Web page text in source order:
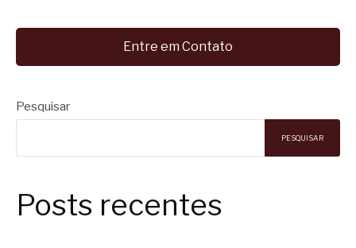
Entre em Contato
Pesquisar
PESQUISAR
Posts recentes